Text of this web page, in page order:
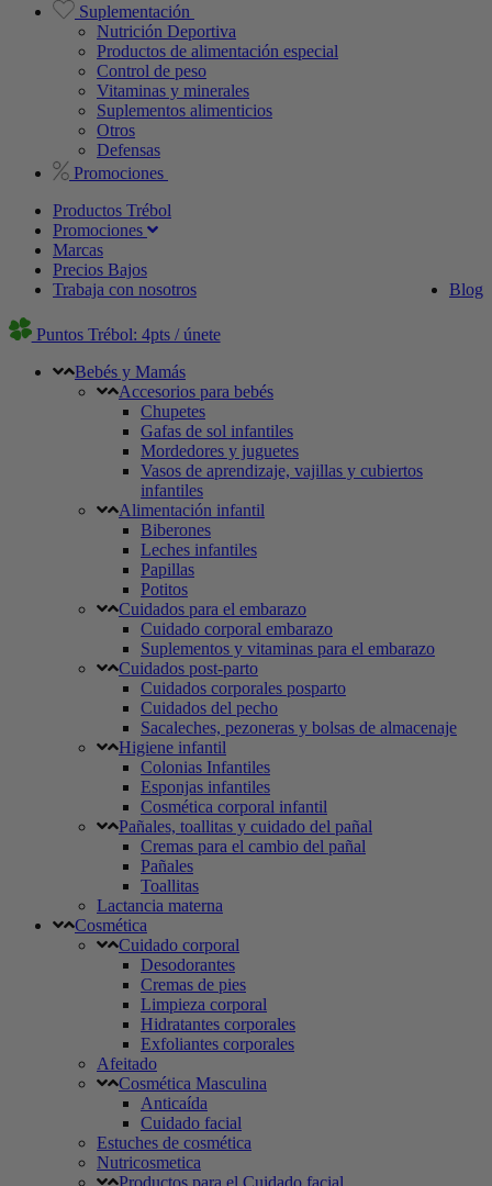
Suplementación
Nutrición Deportiva
Productos de alimentación especial
Control de peso
Vitaminas y minerales
Suplementos alimenticios
Otros
Defensas
Promociones
Productos Trébol
Promociones
Marcas
Precios Bajos
Blog
Trabaja con nosotros
Puntos Trébol: 4pts / únete
Bebés y Mamás
Accesorios para bebés
Chupetes
Gafas de sol infantiles
Mordedores y juguetes
Vasos de aprendizaje, vajillas y cubiertos
infantiles
Alimentación infantil
Biberones
Leches infantiles
Papillas
Potitos
Cuidados para el embarazo
Cuidado corporal embarazo
Suplementos y vitaminas para el embarazo
Cuidados post-parto
Cuidados corporales posparto
Cuidados del pecho
Sacaleches, pezoneras y bolsas de almacenaje
Higiene infantil
Colonias Infantiles
Esponjas infantiles
Cosmética corporal infantil
Pañales, toallitas y cuidado del pañal
Cremas para el cambio del pañal
Pañales
Toallitas
Lactancia materna
Cosmética
Cuidado corporal
Desodorantes
Cremas de pies
Limpieza corporal
Hidratantes corporales
Exfoliantes corporales
Afeitado
Cosmética Masculina
Anticaída
Cuidado facial
Estuches de cosmética
Nutricosmetica